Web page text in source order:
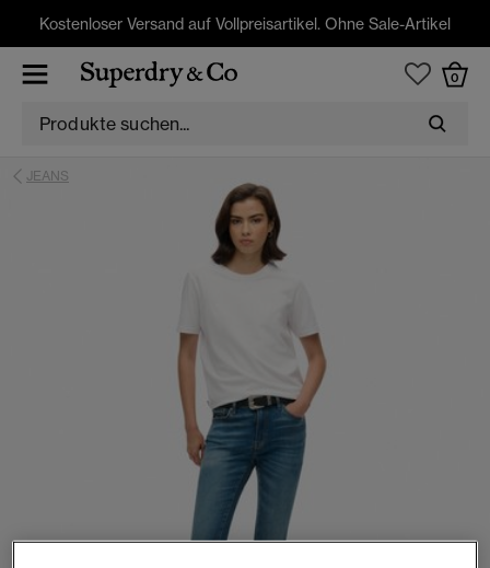
Kostenloser Versand auf Vollpreisartikel. Ohne Sale-Artikel
0
JEANS